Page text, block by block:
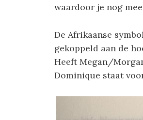
waardoor je nog
De Afrikaanse
gekoppeld aan de
Heeft Megan/
Dominique staat